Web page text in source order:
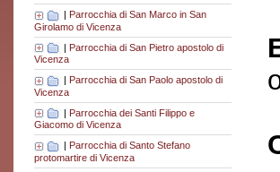
| Parrocchia di San Marco in San
Girolamo di Vicenza
| Parrocchia di San Pietro apostolo di
Vicenza
| Parrocchia di San Paolo apostolo di
Vicenza
| Parrocchia dei Santi Filippo e
Giacomo di Vicenza
| Parrocchia di Santo Stefano
protomartire di Vicenza